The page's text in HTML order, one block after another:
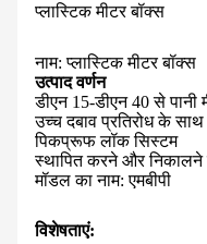
प्लास्टिक मीटर बॉक्स
नाम: प्लास्टिक मीटर बॉक्स
उत्पाद वर्णन
डीएन 15-डीएन 40 से
उच्च दबाव प्रतिरोध के
पिकप्रूफ लॉक सिस्टम
स्थापित करने और
मॉडल का नाम: एमबीपी
विशेषताएं: